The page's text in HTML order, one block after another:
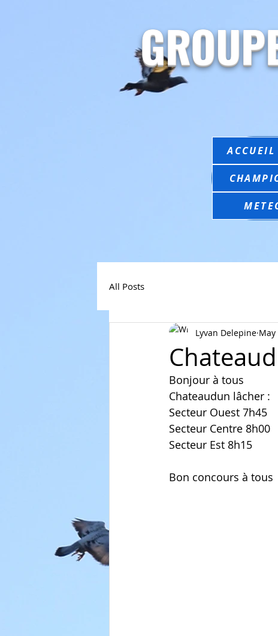
ACCUEIL
All Posts
Lyvan Delepine May
Bonjour à tous
Chateaudun lâcher :
Secteur Ouest 7h45
Secteur Centre 8h00
Secteur Est 8h15
Bon concours à tous